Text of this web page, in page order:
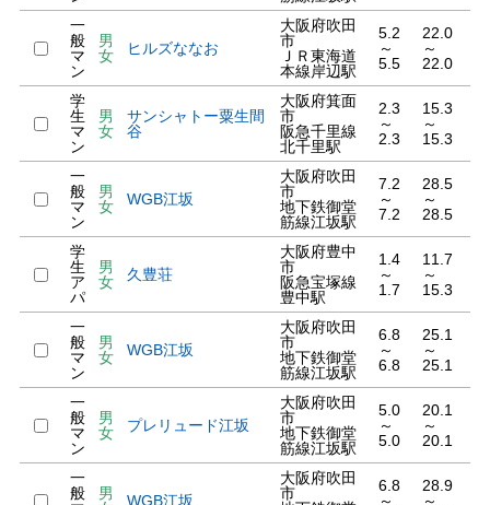
一
般
マ
ン
男
女
ヒルズななお
大阪府吹田
市
ＪＲ東海道
本線岸辺駅
5.2
～
5.5
22.0
～
22.0
学
生
マ
ン
男
女
サンシャトー粟生間
谷
大阪府箕面
市
阪急千里線
北千里駅
2.3
～
2.3
15.3
～
15.3
一
般
マ
ン
男
女
WGB江坂
大阪府吹田
市
地下鉄御堂
筋線江坂駅
7.2
～
7.2
28.5
～
28.5
学
生
ア
パ
男
女
久豊荘
大阪府豊中
市
阪急宝塚線
豊中駅
1.4
～
1.7
11.7
～
15.3
一
般
マ
ン
男
女
WGB江坂
大阪府吹田
市
地下鉄御堂
筋線江坂駅
6.8
～
6.8
25.1
～
25.1
一
般
マ
ン
男
女
プレリュード江坂
大阪府吹田
市
地下鉄御堂
筋線江坂駅
5.0
～
5.0
20.1
～
20.1
一
般
男
WGB江坂
大阪府吹田
市
6.8
～
28.9
～